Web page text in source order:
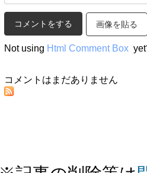
画像を貼る
Not using Html Comment Box
コメントはまだありません